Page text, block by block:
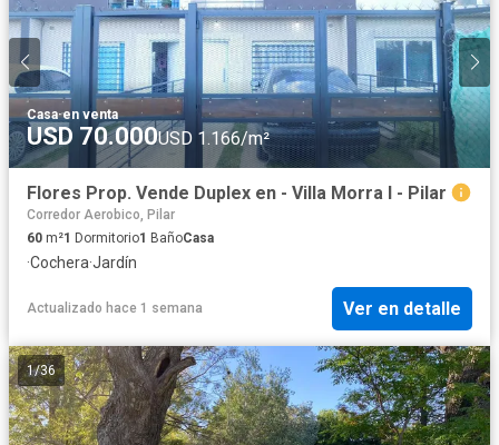
Casa·en venta
USD 70.000USD 1.166/m²
Flores Prop. Vende Duplex en - Villa Morra I - Pilar
Corredor Aerobico, Pilar
60 m²1 Dormitorio1 BañoCasa
·Cochera·Jardín
Actualizado hace 1 semana Ver en detalle
1/36